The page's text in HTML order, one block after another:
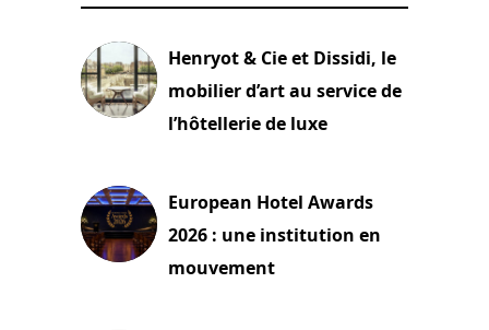
Henryot & Cie et Dissidi, le
mobilier d’art au service de
l’hôtellerie de luxe
European Hotel Awards
2026 : une institution en
mouvement